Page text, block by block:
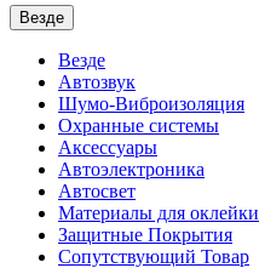
Везде
Везде
Автозвук
Шумо-Виброизоляция
Охранные системы
Аксессуары
Автоэлектроника
Автосвет
Материалы для оклейки
Защитные Покрытия
Сопутствующий Товар